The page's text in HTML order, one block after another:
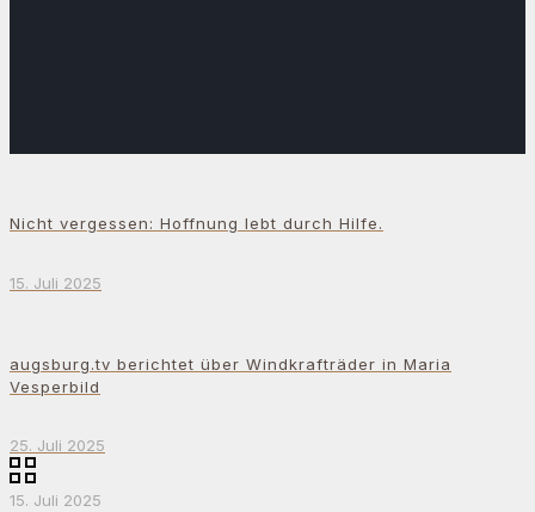
Nicht vergessen: Hoffnung lebt durch Hilfe.
15. Juli 2025
augsburg.tv berichtet über Windkrafträder in Maria
Vesperbild
25. Juli 2025
15. Juli 2025